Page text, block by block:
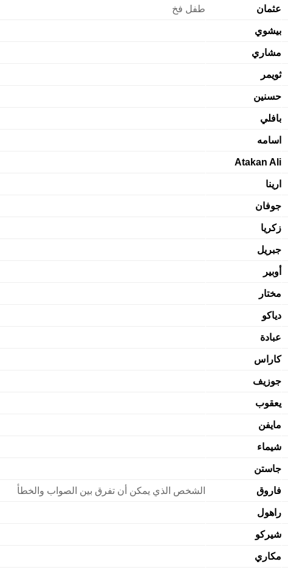
عثمان طفل فخ
بيشوي
مشاري
ثويمر
حسنين
بافلي
اسامه
Atakan Ali
ارينا
جوفان
زكريا
جبريل
أوبير
مختار
دياكو
عبادة
كاراس
جوزيف
يعقوب
مايفن
شيماء
جاستن
فاروق الشخص الذي يمكن أن تفرق بين الصواب والخطأ
راهول
شيركو
مكاري